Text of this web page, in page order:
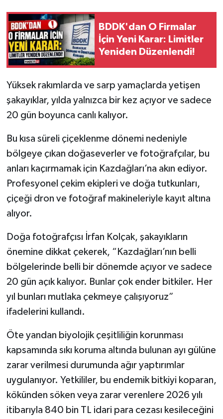
BDDK'dan O Firmalar
İçin Yeni Karar: Limitler
Yeniden Düzenlendi!
Yüksek rakımlarda ve sarp yamaçlarda yetişen
şakayıklar, yılda yalnızca bir kez açıyor ve sadece
20 gün boyunca canlı kalıyor.
Bu kısa süreli çiçeklenme dönemi nedeniyle
bölgeye çıkan doğaseverler ve fotoğrafçılar, bu
anları kaçırmamak için Kazdağları’na akın ediyor.
Profesyonel çekim ekipleri ve doğa tutkunları,
çiçeği dron ve fotoğraf makineleriyle kayıt altına
alıyor.
Doğa fotoğrafçısı İrfan Kolçak, şakayıkların
önemine dikkat çekerek, “Kazdağları’nın belli
bölgelerinde belli bir dönemde açıyor ve sadece
20 gün açık kalıyor. Bunlar çok ender bitkiler. Her
yıl bunları mutlaka çekmeye çalışıyoruz”
ifadelerini kullandı.
Öte yandan biyolojik çeşitliliğin korunması
kapsamında sıkı koruma altında bulunan ayı gülüne
zarar verilmesi durumunda ağır yaptırımlar
uygulanıyor. Yetkililer, bu endemik bitkiyi koparan,
kökünden söken veya zarar verenlere 2026 yılı
itibarıyla 840 bin TL idari para cezası kesileceğini
Spor
Tarihi Yapılarımız
Teknoloji
Türkiye
Yerel
İletişim
Künye